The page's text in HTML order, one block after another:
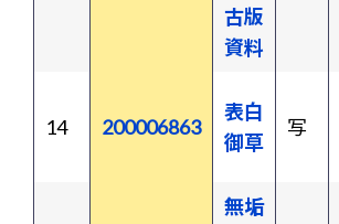
古版
資料
14 200006863
表白
御草
写
無垢